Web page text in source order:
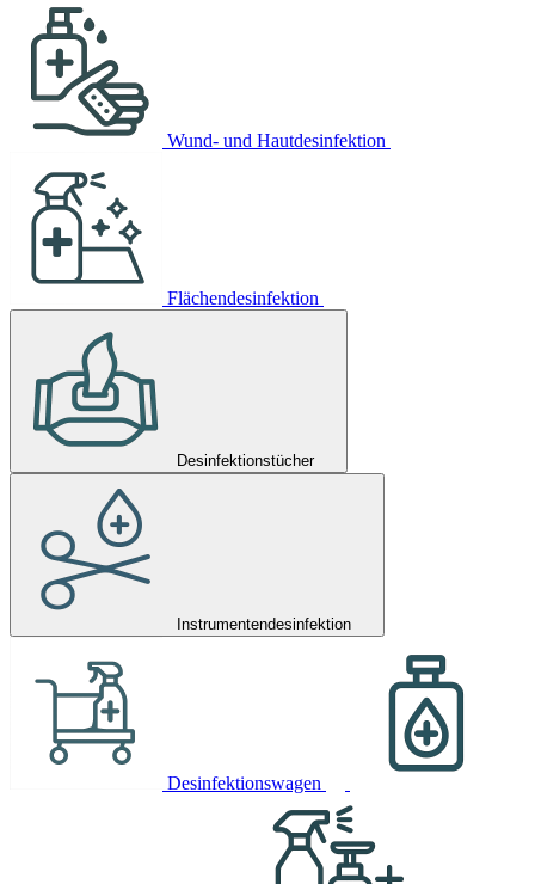
Wund- und Hautdesinfektion
Flächendesinfektion
Desinfektionstücher
Instrumentendesinfektion
Desinfektionswagen